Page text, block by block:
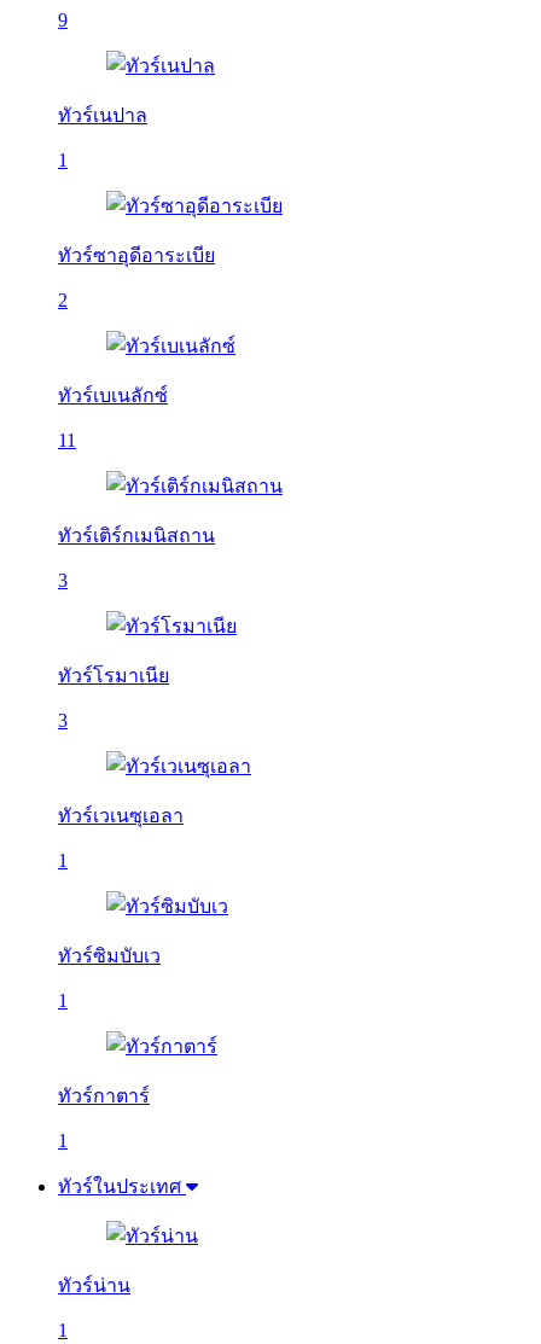
9
ทัวร์เนปาล
1
ทัวร์ซาอุดีอาระเบีย
2
ทัวร์เบเนลักซ์
11
ทัวร์เติร์กเมนิสถาน
3
ทัวร์โรมาเนีย
3
ทัวร์เวเนซุเอลา
1
ทัวร์ซิมบับเว
1
ทัวร์กาตาร์
1
ทัวร์ในประเทศ
ทัวร์น่าน
1